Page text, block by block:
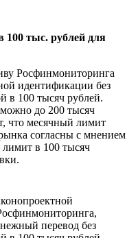
100 тыс. рублей для
Росфинмониторинга
идентификации без
в 100 тысяч рублей.
до 200 тысяч
что месячный лимит
согласны с мнением
в 100 тысяч
перевод без